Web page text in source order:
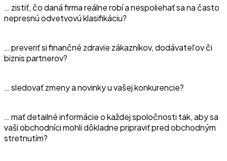
… zistiť, čo daná firma reálne robí a nespoliehať sa na často
nepresnú odvetvovú klasifikáciu?
… preveriť si finančné zdravie zákazníkov, dodávateľov či
biznis partnerov?
… sledovať zmeny a novinky u vašej konkurencie?
… mať detailné informácie o každej spoločnosti tak, aby sa
vaši obchodníci mohli dôkladne pripraviť pred obchodným
stretnutím?